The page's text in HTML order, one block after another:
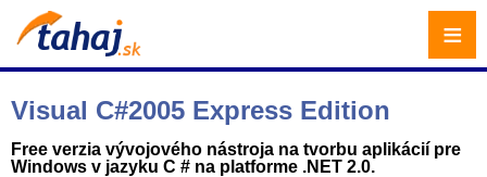
Visual C#2005 Express Edition
Free verzia vývojového nástroja na tvorbu aplikácií pre
Windows v jazyku C # na platforme .NET 2.0.
≡